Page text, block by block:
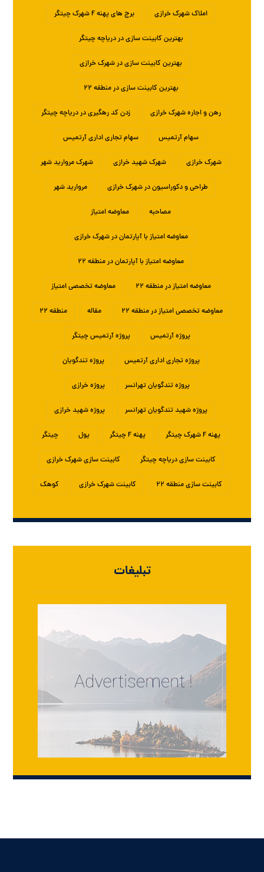
املاک شهرک خرازی برج های پهنه F شهرک چیتگر
بهترین کابینت سازی در دریاچه چیتگر
بهترین کابینت سازی در شهرک خرازی
بهترین کابینت سازی در منطقه ۲۲
رهن و اجاره شهرک خرازی زدن کد رهگیری در دریاچه چیتگر
سهام آرتمیس سهام تجاری اداری آرتمیس
شهرک خرازی شهرک شهید خرازی شهرک مروارید شهر
طراحی و دکوراسیون در شهرک خرازی مروارید شهر
مصاحبه معاوضه امتیاز
معاوضه امتیاز با آپارتمان در شهرک خرازی
معاوضه امتیاز با آپارتمان در منطقه ۲۲
معاوضه امتیاز در منطقه ۲۲ معاوضه تخصصی امتیاز
معاوضه تخصصی امتیاز در منطقه ۲۲ مقاله منطقه ۲۲
پروژه آرتمیس پروژه آرتمیس چیتگر
پروژه تجاری اداری آرتمیس پروژه تندگویان
پروژه تندگویان تهرانسر پروژه خرازی
پروژه شهید تندگویان تهرانسر پروژه شهید خرازی
پهنه F شهرک چیتگر پهنه F چیتگر پول چیتگر
کابینت سازی دریاچه چیتگر کابینت سازی شهرک خرازی
کابینت سازی منطقه ۲۲ کابینت شهرک خرازی کوهک
تبلیغات